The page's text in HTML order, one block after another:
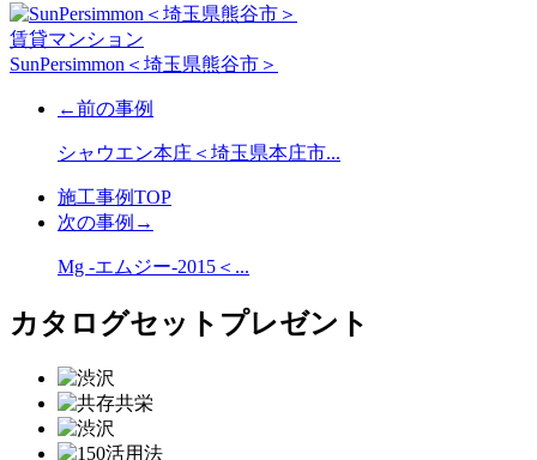
賃貸マンション
SunPersimmon＜埼玉県熊谷市＞
←前の事例
シャウエン本庄＜埼玉県本庄市...
施工事例TOP
次の事例→
Mg -エムジー-2015＜...
カタログセットプレゼント